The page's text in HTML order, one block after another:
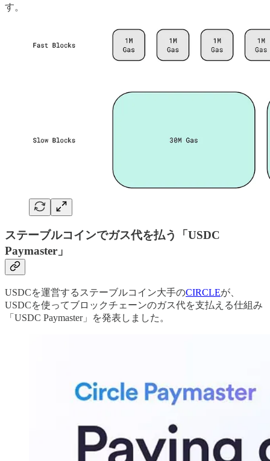
す。
ステーブルコインでガス代を払う「USDC
Paymaster」
USDCを運営するステーブルコイン大手のCIRCLEが、
USDCを使ってブロックチェーンのガス代を支払える仕組み
「USDC Paymaster」を発表しました。